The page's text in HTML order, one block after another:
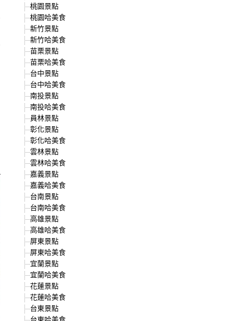
桃園景點
桃園哈美食
新竹景點
新竹哈美食
苗栗景點
苗栗哈美食
台中景點
台中哈美食
南投景點
南投哈美食
員林景點
彰化景點
彰化哈美食
雲林景點
雲林哈美食
嘉義景點
嘉義哈美食
台南景點
台南哈美食
高雄景點
高雄哈美食
屏東景點
屏東哈美食
宜蘭景點
宜蘭哈美食
花蓮景點
花蓮哈美食
台東景點